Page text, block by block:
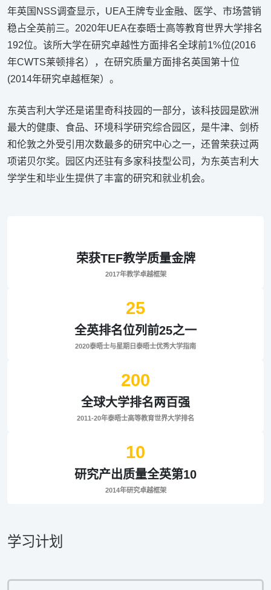
年英国NSS调查显示，UEA王牌专业金融、医学、市场营销
稳占全英前三。2020年UEA在泰晤士高等教育世界大学排名
192位。该所大学在研究卓越性方面排名全球前1%位(2016
年CWTS莱顿排名），在研究质量方面排名英国第十位
(2014年研究卓越框架）。
东英吉利大学还是诺里奇科技园的一部分，该科技园是欧洲
最大的健康、食品、环境科学研究综合园区，是牛津、剑桥
和伦敦之外受引用次数最多的研究中心之一，还曾荣获过两
项诺贝尔奖。园区内还驻有多家科技型公司，为东英吉利大
学学生和毕业生提供了丰富的研究和就业机会。
荣获TEF教学质量金牌
2017年教学卓越框架
25
全英排名位列前25之一
2020泰晤士与星期日泰晤士优秀大学指南
200
全球大学排名两百强
2011-20年泰晤士高等教育世界大学排名
10
研究产出质量全英第10
2014年研究卓越框架
学习计划